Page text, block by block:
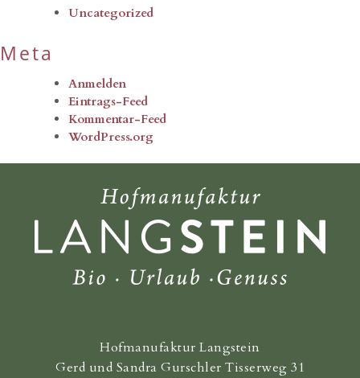
Uncategorized
Meta
Anmelden
Eintrags-Feed
Kommentar-Feed
WordPress.org
Hofmanufaktur Langstein
Gerd und Sandra Gurschler Tisserweg 31